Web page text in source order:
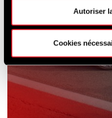
Autoriser
Cookies